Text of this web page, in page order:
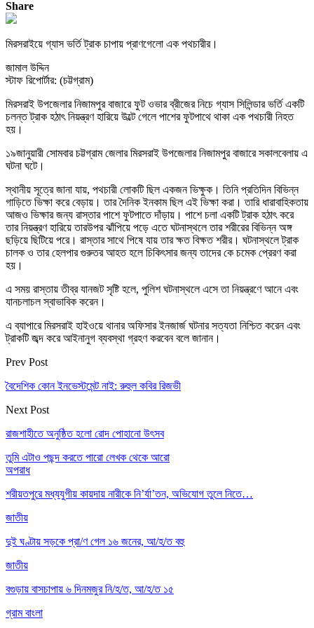
Share
মিরসরাইয়ে গ্যাস ভর্তি ট্রাক চাপায় প্রাণগেলো এক পথচারীর।
জামাল উদ্দিন
স্টাফ রিপোর্টার: (চট্টগ্রাম)
মিরসরাই উপজেলার নিজামপুর বাজারে ফুট ওভার ব্রীজের নিচে গ্যাস সিলিন্ডার ভর্তি একটি
চলন্ত ট্রাক হঠাৎ নিয়ন্ত্রণ হারিয়ে উল্টে গেলে পাশের ফুটপাথে থাকা এক পথচারী নিহত
হয়।
১৯জানুয়ারী সোমবার চট্টগ্রাম জেলার মিরসরাই উপজেলার নিজামপুর বাজারে সকালবেলায় এ
ঘটনা ঘটে।
স্থানীয় সূত্রে জানা যায়, পথচারী লোকটি ছিল একজন ভিক্ষুক। তিনি প্রতিদিন বিভিন্ন
গাড়িতে ভিক্ষা করে বেড়ায়। তার দৈনিক ইনকাম ছিল এই ভিক্ষা করা। তারি ধারাবাহিকতায়
আজও ভিক্ষার জন্য রাস্তার পাশে ফুটপাতে দাঁড়ায়। পাশে চলা একটি ট্রাক হঠাৎ করে
তার নিয়ন্ত্রণ হারিয়ে তারউপর ঝাঁপিয়ে পড়ে এতে ঘটনাস্থলে তার শরীরের বিভিন্ন অঙ্গ
ছড়িয়ে ছিটিয়ে পরে। রাস্তার সাথে পিষে যায় তার ক্ষত বিক্ষত শরীর। ঘটনাস্থলে ট্রাক
চালক ও তার হেলপার গুরুতর আহত হলে চিকিৎসার জন্য তাদের কে চমেক প্রেরণ করা
হয়।
এ সময় রাস্তায় তীব্র যানজট সৃষ্টি হলে, পুলিশ ঘটনাস্থলে এসে তা নিয়ন্ত্রণে আনে এবং
যানচলাচল স্বাভাবিক করেন।
এ ব্যাপারে মিরসরাই হাইওয়ে থানার অফিসার ইনজার্জ ঘটনার সত্যতা নিশ্চিত করেন এবং
ট্রাকটি জব্দ করে আইনানুগ ব্যবস্থা গ্রহণ করবেন বলে জানান।
Prev Post
বৈদেশিক কোন ইনভেস্টমেন্ট নাই: রুহুল কবির রিজভী
Next Post
রাজশাহীতে অনুষ্ঠিত হলো রোদ পোহানো উৎসব
তুমি এটাও পছন্দ করতে পারো লেখক থেকে আরো
অপরাধ
শরীয়তপুরে মধ্যযুগীয় কায়দায় নারীকে নি’র্যা’তন, অভিযোগ তুলে নিতে…
জাতীয়
দুই ঘণ্টায় সড়কে প্রা/ণ গেল ১৬ জনের, আ/হ/ত বহু
জাতীয়
বগুড়ায় বাসচাপায় ৬ দিনমজুর নি/হ/ত, আ/হ/ত ১৫
গ্রাম বাংলা